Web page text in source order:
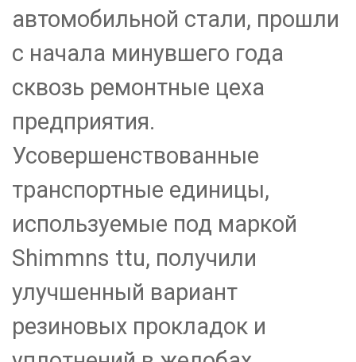
автомобильной стали, прошли
с начала минувшего года
сквозь ремонтные цеха
предприятия.
Усовершенствованные
транспортные единицы,
используемые под маркой
Shimmns ttu, получили
улучшенный вариант
резиновых прокладок и